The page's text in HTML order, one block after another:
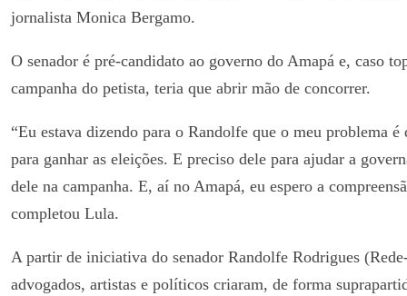
jornalista Monica Bergamo.
O senador é pré-candidato ao governo do Amapá e, caso
campanha do petista, teria que abrir mão de concorrer.
“Eu estava dizendo para o Randolfe que o meu problema é
para ganhar as eleições. E preciso dele para ajudar a
dele na campanha. E, aí no Amapá, eu espero a
completou Lula.
A partir de iniciativa do senador Randolfe Rodrigues
advogados, artistas e políticos criaram, de forma